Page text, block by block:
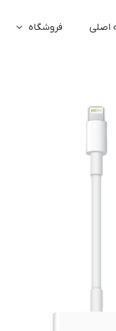
اصلی فروشگاه